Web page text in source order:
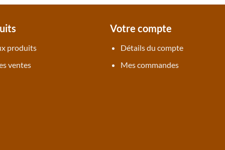
produits
ventes
Votre compte
Détails du compte
Mes commandes